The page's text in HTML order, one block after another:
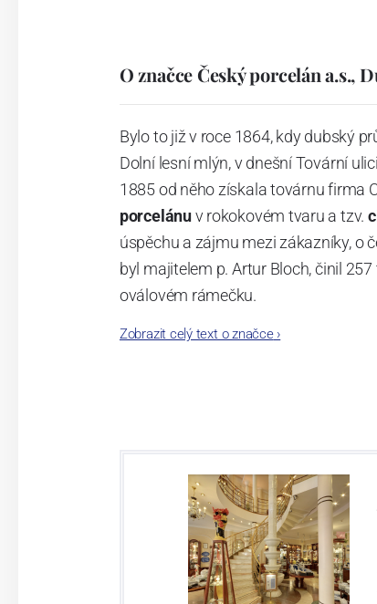
O značce Český porcelán a.s.,
Bylo to již v roce 1864, kdy dubský
Dolní lesní mlýn, v dnešní Tovární
1885 od něho získala továrnu firma
porcelánuv rokokovém tvaru a tzv.
úspěchu a zájmu mezi zákazníky, o
byl majitelem p. Artur Bloch, činil
oválovém rámečku.
Dnes, kdy čtete tento úvod, nese
Zobrazit celý text o značce›